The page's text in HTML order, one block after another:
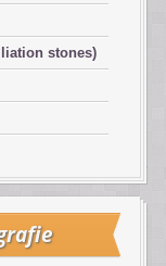
stones)